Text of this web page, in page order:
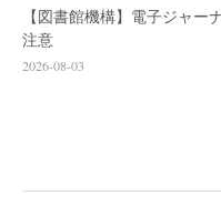
【図書館機構】電子ジャー
注意
2026-08-03